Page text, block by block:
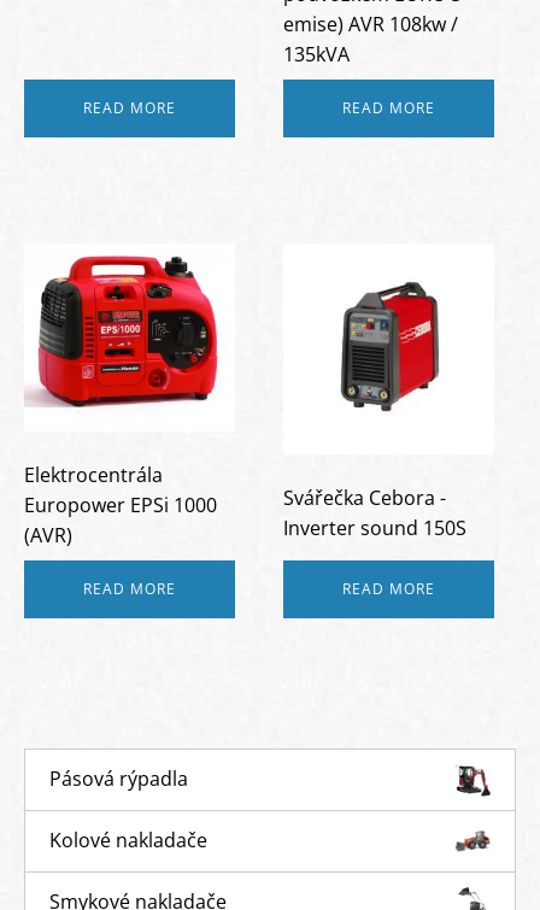
Pásová rýpadla
Kolové nakladače
Smykové nakladače
READ MORE
emise) AVR 108kw /
135kVA
READ MORE
Elektrocentrála
Europower EPSi 1000
(AVR)
READ MORE
Svářečka Cebora -
Inverter sound 150S
READ MORE